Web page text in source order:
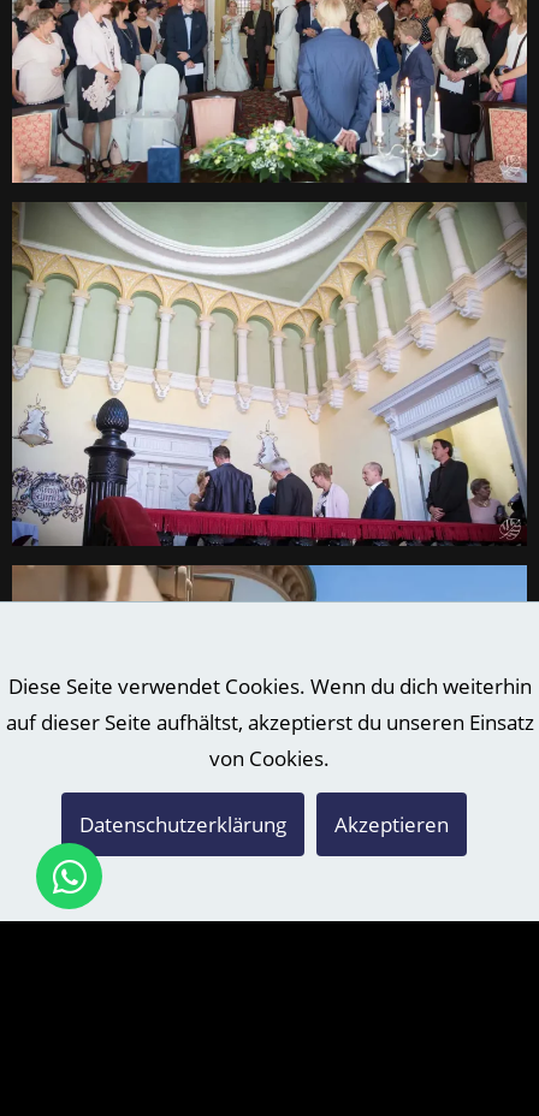
Diese Seite verwendet Cookies. Wenn du dich weiterhin
auf dieser Seite aufhältst, akzeptierst du unseren Einsatz
von Cookies.
Datenschutzerklärung Akzeptieren